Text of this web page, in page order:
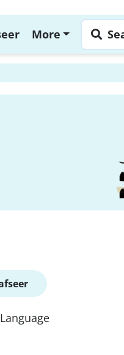
More
Language